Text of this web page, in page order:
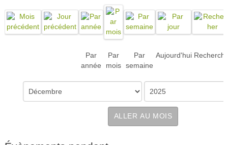
Par
année
Par
mois
Par
semaine
Aujourd'hui
ALLER AU MOIS